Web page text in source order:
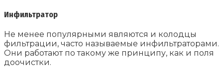
Инфильтратор
Не менее популярными являются и колодцы
фильтрации, часто называемые инфильтраторами.
Они работают по такому же принципу, как и поля
доочистки.